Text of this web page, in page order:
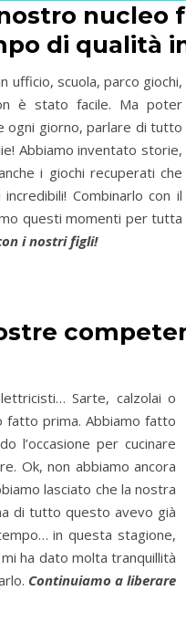
nucleo
di qualità
ufficio, scuola, parco giochi,
è stato facile. Ma poter
ogni giorno, parlare di tutto
Abbiamo inventato storie,
i giochi recuperati che
Combinarlo con il
questi momenti per tutta
i nostri figli!
Sarte, calzolai o
fatto prima. Abbiamo fatto
l’occasione per cucinare
Ok, non abbiamo ancora
lasciato che la nostra
di tutto questo avevo già
in questa stagione,
ha dato molta tranquillità
Continuiamo a liberare